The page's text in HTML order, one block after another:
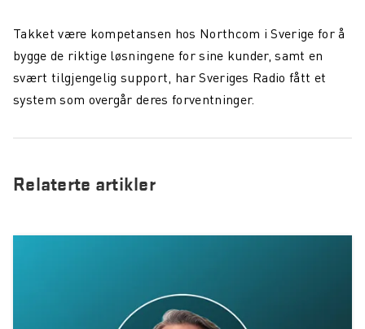
Northcom News #3
Northcom og Politiet har signert ny rammeavtale for
Sepura får nye eiere
Northcom har levert komplett nettverksløsning til Boreal
Team Peplink blir Team Northcom
Takket være kompetansen hos Northcom i Sverige for å
bygge de riktige løsningene for sine kunder, samt en
svært tilgjengelig support, har Sveriges Radio fått et
system som overgår deres forventninger.
Relaterte artikler